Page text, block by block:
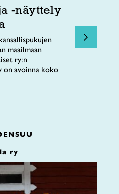
-näyttely
maailmaan
ry:n
on avoinna koko
ry